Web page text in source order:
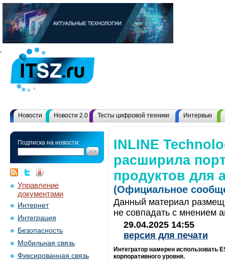
Новости Новости 2.0 Тесты цифровой техники Интервью
Подписка на новости:
Управление
документами
Интернет
Интеграция
Безопасность
Мобильная связь
Фиксированная связь
INLINE
расширила
продуктов для
(Официальное
Данный материал
не совпадать с мнением
29.04.2025 14:55
версия для печати
Интегратор намерен использовать
корпоративного уровня.